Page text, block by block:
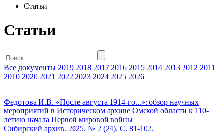
Статьи
Статьи
Все документы 2019 2018 2017 2016 2015 2014 2013 2012 2011
2010 2020 2021 2022 2023 2024 2025 2026
Федотова И.В. «После августа 1914-го...»: обзор научных
мероприятий в Историческом архиве Омской области к 110-
летию начала Первой мировой войны
Сибирский архив. 2025. № 2 (24). С. 81-102.